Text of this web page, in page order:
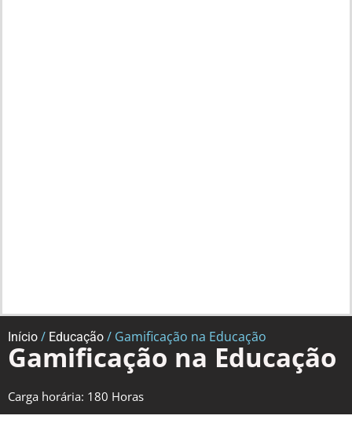
Início / Educação / Gamificação na Educação
Gamificação na Educação
Carga horária: 180 Horas